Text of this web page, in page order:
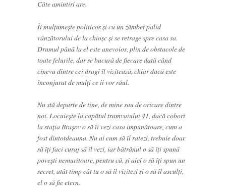
Câte amintiri are.
Îi mulțumește politicos și cu un zâmbet palid
vânzătorului de la chioșc și se retrage spre casa sa.
Drumul până la el este anevoios, plin de obstacole de
toate felurile, dar se bucură de fiecare dată când
cineva dintre cei dragi îl vizitează, chiar dacă este
înconjurat de mulți ce îi vor răul.
Nu stă departe de tine, de mine sau de oricare dintre
noi. Locuiește la capătul tramvaiului 41, dacă cobori
la stația Brașov o să îi vezi casa impunătoare, cum a
fost dintotdeauna. Nu ai cum să îl ratezi, trebuie doar
să îți faci curaj să îl vezi, iar bătrânul o să îți spună
povești nemuritoare, pentru că, și aici o să îți spun un
secret, atât timp cât tu o să îl vizitezi și o să îl asculți,
el o să fie etern.